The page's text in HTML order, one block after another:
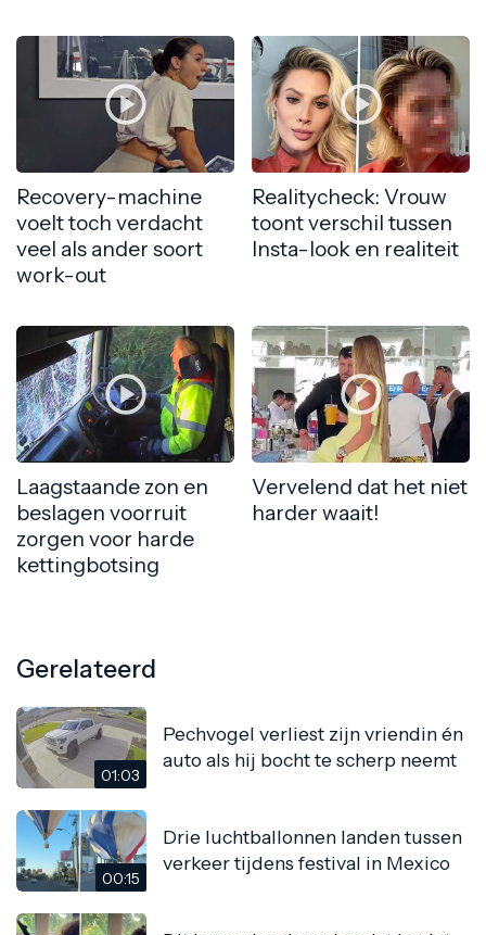
Recovery-machine
voelt toch verdacht
veel als ander soort
work-out
Realitycheck: Vrouw
toont verschil tussen
Insta-look en realiteit
Laagstaande zon en
beslagen voorruit
zorgen voor harde
kettingbotsing
Vervelend dat het niet
harder waait!
Gerelateerd
01:03
Pechvogel verliest zijn vriendin én
auto als hij bocht te scherp neemt
00:15
Drie luchtballonnen landen tussen
verkeer tijdens festival in Mexico